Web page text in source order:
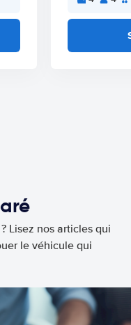
Lisez nos articles qui
le véhicule qui